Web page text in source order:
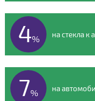
4% на стекла к
7% на